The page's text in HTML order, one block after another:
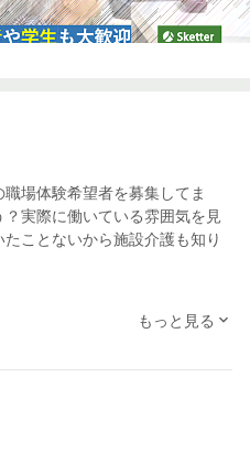
職場体験希望者を募集してま
実際に働いている雰囲気を見
ことないから施設介護も知り
もっと見る